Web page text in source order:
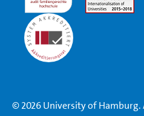
© 2026 University of Hamburg.